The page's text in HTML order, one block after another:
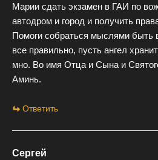
Марии сдать экзамен в ГАИ по
автодром и город и получить
Помоги собраться мыслями быть
все правильно, пусть ангел
мно. Во имя Отца и Сына и
Аминь.
Ответить
Сергей